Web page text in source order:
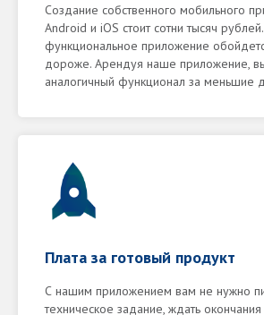
Создание собственного мобильного
Android и iOS стоит сотни тысяч
функциональное приложение
дороже. Арендуя наше приложение,
аналогичный функционал за меньшие
Плата за готовый продукт
С нашим приложением вам не нужно
техническое задание, ждать окончания